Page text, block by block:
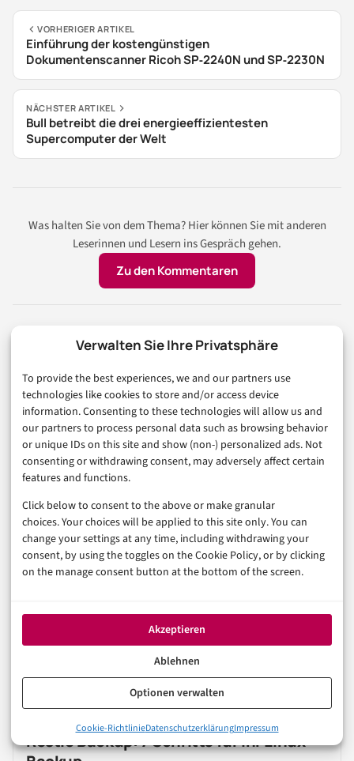
Verwalten Sie Ihre Privatsphäre
To provide the best experiences, we and our partners use
technologies like cookies to store and/or access device
information. Consenting to these technologies will allow us and
our partners to process personal data such as browsing behavior
or unique IDs on this site and show (non-) personalized ads. Not
consenting or withdrawing consent, may adversely affect certain
features and functions.
Click below to consent to the above or make granular
choices. Your choices will be applied to this site only. You can
change your settings at any time, including withdrawing your
consent, by using the toggles on the Cookie Policy, or by clicking
on the manage consent button at the bottom of the screen.
Akzeptieren
Ablehnen
Optionen verwalten
Cookie-RichtlinieDatenschutzerklärungImpressum
VORHERIGER ARTIKEL
Einführung der kostengünstigen
Dokumentenscanner Ricoh SP‑2240N und SP‑2230N
NÄCHSTER ARTIKEL
Bull betreibt die drei energieeffizientesten
Supercomputer der Welt
Was halten Sie von dem Thema? Hier können Sie mit anderen
Leserinnen und Lesern ins Gespräch gehen.
Zu den Kommentaren
Auch interessant
TECHNOLOGIE & IT
zlib-rs 0.6.7: UAF-Fix für Linux
4. August 2026
TECHNOLOGIE & IT
LINUX
SMART HOME
Home Assistant 2026.8 Beta: 5 sichere
Restic Backup: 7 Schritte für Ihr Linux-